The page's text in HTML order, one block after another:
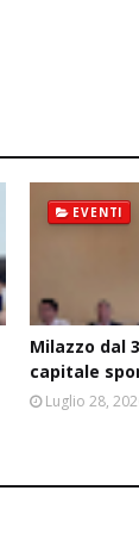
EVENTI
Milazzo dal
capitale
Luglio 28,